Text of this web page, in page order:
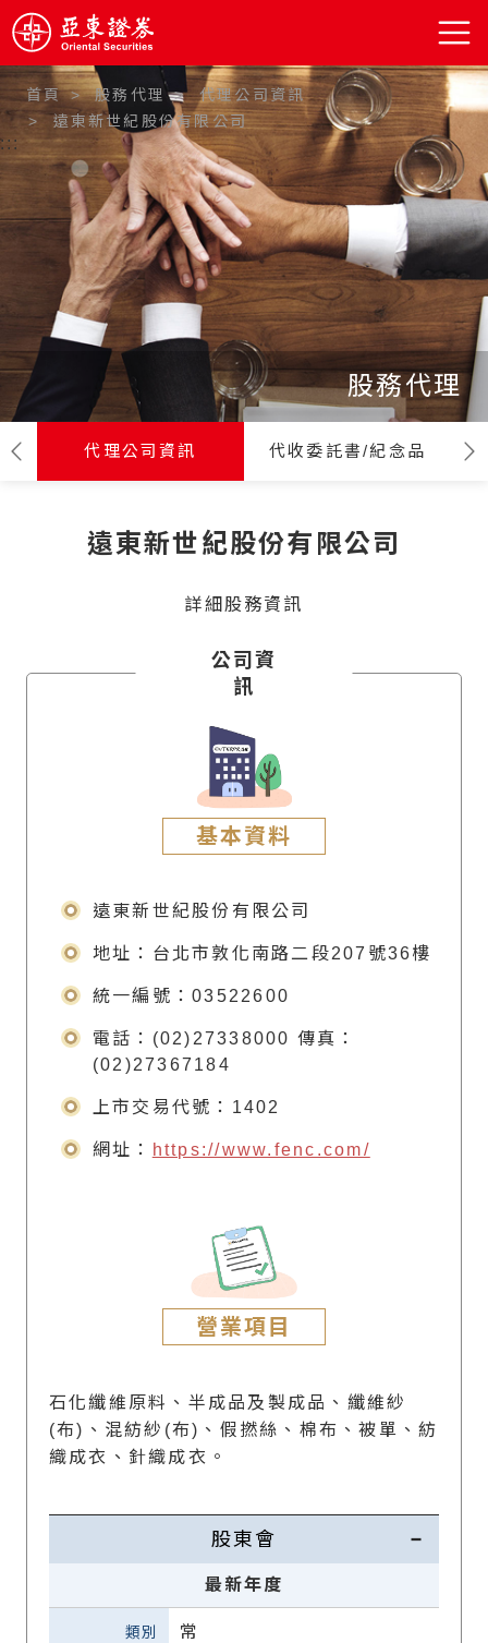
:::
首頁 股務代理
代理公司資訊
遠東新世紀股份有限公司
股務代理
代理公司資訊 代收委託書/紀念品
遠東新世紀股份有限公司
詳細股務資訊
公司資
訊
基本資料
遠東新世紀股份有限公司
地址：台北市敦化南路二段207號36樓
統一編號：03522600
電話：(02)27338000 傳真：
(02)27367184
上市交易代號：1402
網址： https://www.fenc.com/
營業項目
石化纖維原料、半成品及製成品、纖維紗
(布)、混紡紗(布)、假撚絲、棉布、被單、紡
織成衣、針織成衣。
股東會
最新年度
常